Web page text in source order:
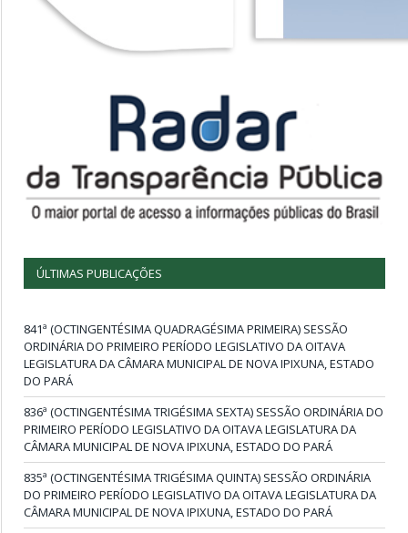
ÚLTIMAS PUBLICAÇÕES
841ª (OCTINGENTÉSIMA QUADRAGÉSIMA PRIMEIRA) SESSÃO
ORDINÁRIA DO PRIMEIRO PERÍODO LEGISLATIVO DA OITAVA
LEGISLATURA DA CÂMARA MUNICIPAL DE NOVA IPIXUNA, ESTADO
DO PARÁ
836ª (OCTINGENTÉSIMA TRIGÉSIMA SEXTA) SESSÃO ORDINÁRIA DO
PRIMEIRO PERÍODO LEGISLATIVO DA OITAVA LEGISLATURA DA
CÂMARA MUNICIPAL DE NOVA IPIXUNA, ESTADO DO PARÁ
835ª (OCTINGENTÉSIMA TRIGÉSIMA QUINTA) SESSÃO ORDINÁRIA
DO PRIMEIRO PERÍODO LEGISLATIVO DA OITAVA LEGISLATURA DA
CÂMARA MUNICIPAL DE NOVA IPIXUNA, ESTADO DO PARÁ